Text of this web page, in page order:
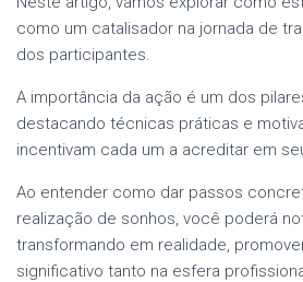
como um catalisador na jornada de
dos participantes.
A importância da ação é um dos
destacando técnicas práticas e
incentivam cada um a acreditar em
Ao entender como dar passos
realização de sonhos, você poderá
transformando em realidade,
significativo tanto na esfera